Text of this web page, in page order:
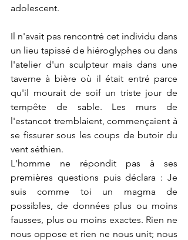
adolescent.
Il n'avait pas rencontré cet individu dans
un lieu tapissé de hiéroglyphes ou dans
l'atelier d'un sculpteur mais dans une
taverne à bière où il était entré parce
qu'il mourait de soif un triste jour de
tempête de sable. Les murs de
l'estancot tremblaient, commençaient à
se fissurer sous les coups de butoir du
vent séthien.
L'homme ne répondit pas à ses
premières questions puis déclara : Je
suis comme toi un magma de
possibles, de données plus ou moins
fausses, plus ou moins exactes. Rien ne
nous oppose et rien ne nous unit; nous